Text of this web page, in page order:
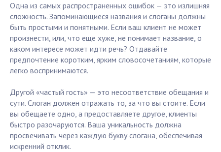
Одна из самых распространенных ошибок — это излишняя
сложность. Запоминающиеся названия и слоганы должны
быть простыми и понятными. Если ваш клиент не может
произнести, или, что еще хуже, не понимает название, о
каком интересе может идти речь? Отдавайте
предпочтение коротким, ярким словосочетаниям, которые
легко воспринимаются.
Другой «частый гость» — это несоответствие обещания и
сути. Слоган должен отражать то, за что вы стоите. Если
вы обещаете одно, а предоставляете другое, клиенты
быстро разочаруются. Ваша уникальность должна
просвечивать через каждую букву слогана, обеспечивая
искренний отклик.